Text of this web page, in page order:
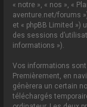
« notre », « nos », «
aventure.net/forums
et « phpBB Limited
des sessions
informations »).
Vos informations
Premièrement, en
génèrera un certain
téléchargés